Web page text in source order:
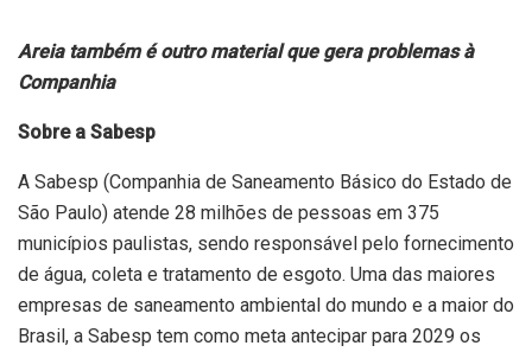
Areia também é outro material que gera problemas à
Companhia
Sobre a Sabesp
A Sabesp (Companhia de Saneamento Básico do Estado de
São Paulo) atende 28 milhões de pessoas em 375
municípios paulistas, sendo responsável pelo fornecimento
de água, coleta e tratamento de esgoto. Uma das maiores
empresas de saneamento ambiental do mundo e a maior do
Brasil, a Sabesp tem como meta antecipar para 2029 os